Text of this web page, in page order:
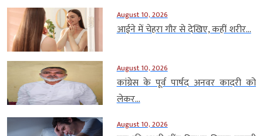
August 10, 2026
आईने में चेहरा गौर से देखिए, कहीं शरीर...
August 10, 2026
कांग्रेस के पूर्व पार्षद अनवर कादरी को
लेकर...
August 10, 2026